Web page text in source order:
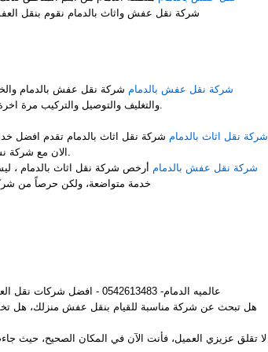
شركة نقل عفش بالدمام شركة نقل عفش بالدمام
شركة نقل اثاث بالدمام شركة نقل اثاث بالدمام تقدم افضل
شركة نقل عفش بالدمام أرخص شركة نقل اثاث بالدمام ،
خدمة متواضعة، ولكن حرصاً من
عالميه الدمام- 0542613483 - افضل شركات نقل العفش بالمنطقه الشرقيه
هل تبحث عن شركة مناسبة للقيام بنقل عفش منزلك، هل
لا تقلق عزيزي العميل، فأنت الآن في المكان الصحيح، حيث